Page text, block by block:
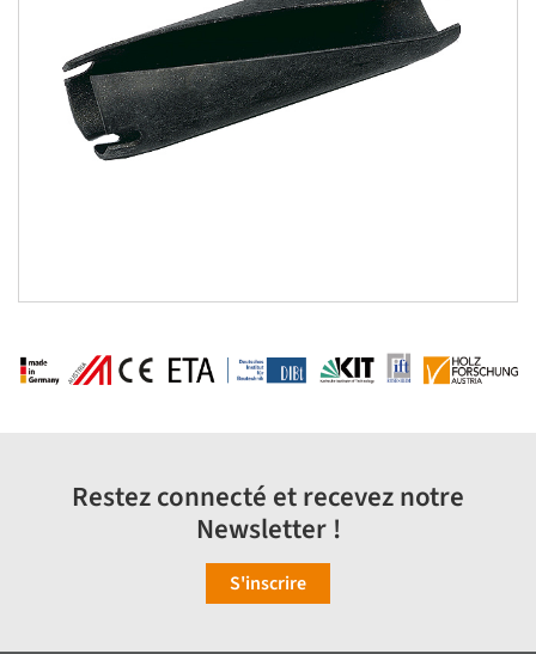
Restez connecté et recevez notre
Newsletter !
S'inscrire